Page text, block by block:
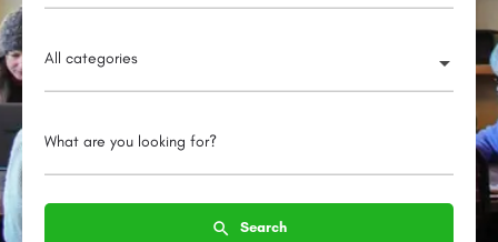
All categories
What are you looking for?
Search